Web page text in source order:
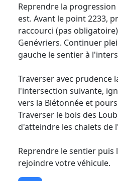
Reprendre la
est. Avant le point 2233,
raccourci (pas
Genévriers. Continuer
gauche le sentier à
Traverser avec prudence
l'intersection suivante,
vers la Blétonnée et
Traverser le bois des
d'atteindre les chalets de
Reprendre le sentier
rejoindre votre véhicule.